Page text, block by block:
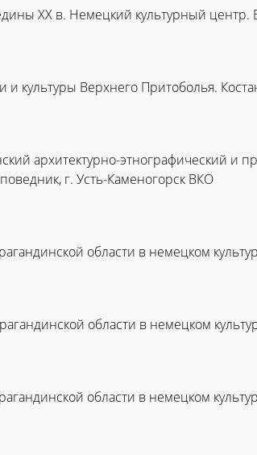
ХХ в. Немецкий культурный центр.
культуры Верхнего Притоболья.
архитектурно-этнографический
г. Усть-Каменогорск ВКО
области в немецком
области в немецком
области в немецком